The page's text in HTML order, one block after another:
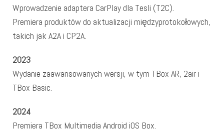
Wprowadzenie adaptera CarPlay dla Tesli (T2C).
Premiera produktów do aktualizacji międzyprotokołowych,
takich jak A2A i CP2A.
2023
Wydanie zaawansowanych wersji, w tym TBox AR, 2air i
TBox Basic.
2024
Premiera TBox Multimedia Android iOS Box.